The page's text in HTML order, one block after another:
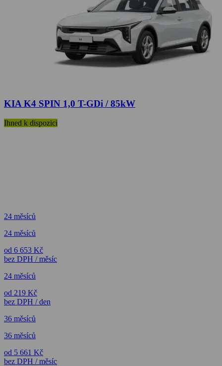
KIA K4 SPIN 1,0 T-GDi / 85kW
Ihned k dispozici
24 měsíců
24 měsíců
od 6 653 Kč
bez DPH / měsíc
24 měsíců
od 219 Kč
bez DPH / den
36 měsíců
36 měsíců
od 5 661 Kč
bez DPH / měsíc